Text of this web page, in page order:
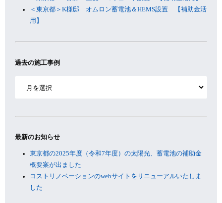
＜東京都＞K様邸 オムロン蓄電池＆HEMS設置 【補助金活
用】
過去の施工事例
最新のお知らせ
東京都の2025年度（令和7年度）の太陽光、蓄電池の補助金
概要案が出ました
コストリノベーションのwebサイトをリニューアルいたしま
した